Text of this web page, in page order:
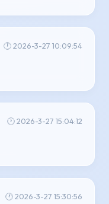
🕐 2026-3-27 10:09:54
🕐 2026-3-27 15:04:12
🕐 2026-3-27 15:30:56